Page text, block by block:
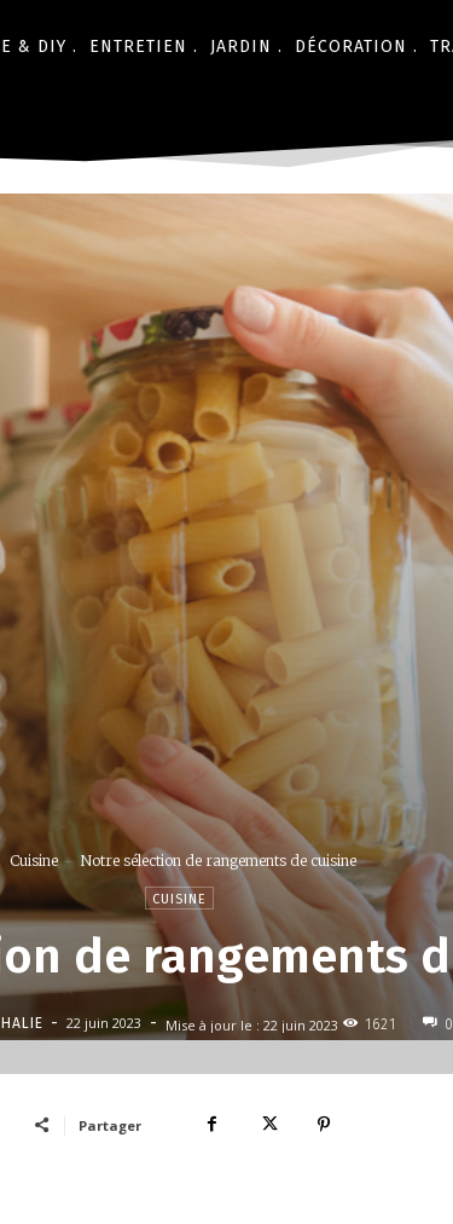
& DIY . ENTRETIEN . JARDIN . DÉCORATION .
Cuisine Notre sélection de rangements de cuisine
CUISINE
de rangements
- 22 juin 2023 - Mise à jour le : 22 juin 2023 1621 0
Partager